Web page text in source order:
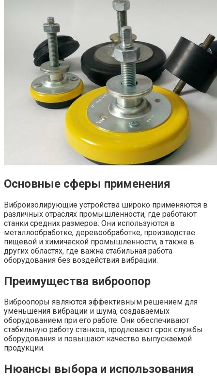
Основные сферы применения
Виброизолирующие устройства широко применяются в
различных отраслях промышленности, где работают
станки средних размеров. Они используются в
металлообработке, деревообработке, производстве
пищевой и химической промышленности, а также в
других областях, где важна стабильная работа
оборудования без воздействия вибрации.
Преимущества виброопор
Виброопоры являются эффективным решением для
уменьшения вибрации и шума, создаваемых
оборудованием при его работе. Они обеспечивают
стабильную работу станков, продлевают срок службы
оборудования и повышают качество выпускаемой
продукции.
Нюансы выбора и использования